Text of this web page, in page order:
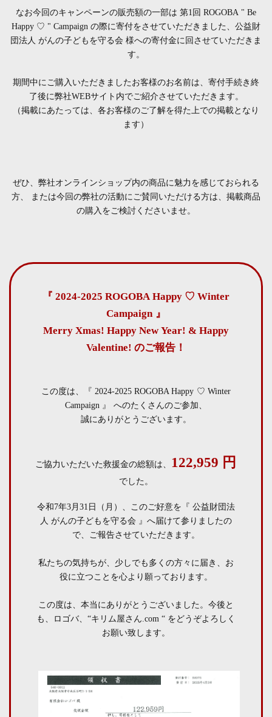
なお今回のキャンペーンの販売額の一部は 第1回 ROGOBA " Be
Happy ♡ " Campaign の際に寄付をさせていただきました、公益財
団法人 がんの子どもを守る会 様への寄付金に回させていただきま
す。
期間中にご購入いただきましたお客様のお名前は、寄付手続き終
了後に弊社WEBサイト内でご紹介させていただきます。
（掲載にあたっては、各お客様のご了解を得た上での掲載となり
ます）
ぜひ、弊社オンラインショップ内の商品に魅力を感じておられる
方、
または今回の弊社の活動にご賛同いただける方は、掲載商品
の購入をご検討くださいませ。
『 2024-2025 ROGOBA Happy ♡ Winter
Campaign 』
Merry Xmas! Happy New Year! & Happy
Valentine! のご報告！
この度は、『 2024-2025 ROGOBA Happy ♡ Winter
Campaign 』 へのたくさんのご参加、
誠にありがとうございます。
ご協力いただいた救援金の総額は、 122,959 円
でした。
令和7年3月31日（月）、このご好意を『 公益財団法
人 がんの子どもを守る会 』へ届けて参りましたの
で、 ご報告させていただきます。
私たちの気持ちが、少しでも多くの方々に届き、お
役に立つことを心より願っております。
この度は、本当にありがとうございました。 今後と
も、ロゴバ、“キリム屋さん.com “ をどうぞよろしく
お願い致します。